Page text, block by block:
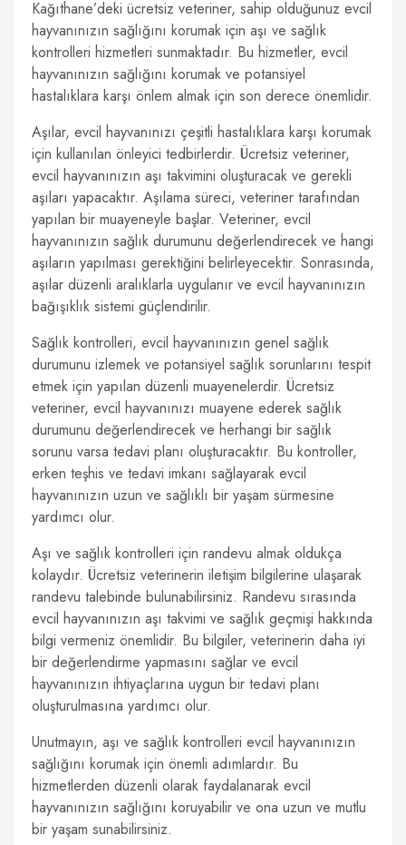
Kağıthane’deki ücretsiz veteriner, sahip olduğunuz evcil
hayvanınızın sağlığını korumak için aşı ve sağlık
kontrolleri hizmetleri sunmaktadır. Bu hizmetler, evcil
hayvanınızın sağlığını korumak ve potansiyel
hastalıklara karşı önlem almak için son derece önemlidir.
Aşılar, evcil hayvanınızı çeşitli hastalıklara karşı korumak
için kullanılan önleyici tedbirlerdir. Ücretsiz veteriner,
evcil hayvanınızın aşı takvimini oluşturacak ve gerekli
aşıları yapacaktır. Aşılama süreci, veteriner tarafından
yapılan bir muayeneyle başlar. Veteriner, evcil
hayvanınızın sağlık durumunu değerlendirecek ve hangi
aşıların yapılması gerektiğini belirleyecektir. Sonrasında,
aşılar düzenli aralıklarla uygulanır ve evcil hayvanınızın
bağışıklık sistemi güçlendirilir.
Sağlık kontrolleri, evcil hayvanınızın genel sağlık
durumunu izlemek ve potansiyel sağlık sorunlarını tespit
etmek için yapılan düzenli muayenelerdir. Ücretsiz
veteriner, evcil hayvanınızı muayene ederek sağlık
durumunu değerlendirecek ve herhangi bir sağlık
sorunu varsa tedavi planı oluşturacaktır. Bu kontroller,
erken teşhis ve tedavi imkanı sağlayarak evcil
hayvanınızın uzun ve sağlıklı bir yaşam sürmesine
yardımcı olur.
Aşı ve sağlık kontrolleri için randevu almak oldukça
kolaydır. Ücretsiz veterinerin iletişim bilgilerine ulaşarak
randevu talebinde bulunabilirsiniz. Randevu sırasında
evcil hayvanınızın aşı takvimi ve sağlık geçmişi hakkında
bilgi vermeniz önemlidir. Bu bilgiler, veterinerin daha iyi
bir değerlendirme yapmasını sağlar ve evcil
hayvanınızın ihtiyaçlarına uygun bir tedavi planı
oluşturulmasına yardımcı olur.
Unutmayın, aşı ve sağlık kontrolleri evcil hayvanınızın
sağlığını korumak için önemli adımlardır. Bu
hizmetlerden düzenli olarak faydalanarak evcil
hayvanınızın sağlığını koruyabilir ve ona uzun ve mutlu
bir yaşam sunabilirsiniz.